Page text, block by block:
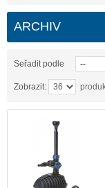
ARCHIV
Seřadit podle
Zobrazit: